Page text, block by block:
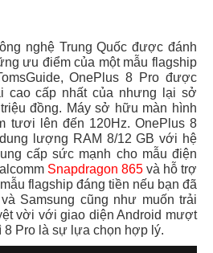
nghệ Trung Quốc được đánh
ưu điểm của một mẫu flagship
OnePlus 8 Pro được
cao cấp nhất của nhưng lại sở
đồng. Máy sở hữu màn hình
tươi lên đến 120Hz. OnePlus 8
lượng RAM 8/12 GB với hệ
cấp sức mạnh cho mẫu điện
Snapdragon 865 và hỗ trợ
flagship đáng tiền nếu bạn đã
Samsung cũng như muốn trải
vời với giao diện Android mượt
8 Pro là sự lựa chọn hợp lý.